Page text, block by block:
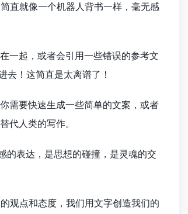
直就像一个机器人背书一样，毫无感
一起，或者会引用一些错误的参考文
去！这简直是太离谱了！
需要快速生成一些简单的文案，或者
代人类的写作。
的表达，是思想的碰撞，是灵魂的交
观点和态度，我们用文字创造我们的